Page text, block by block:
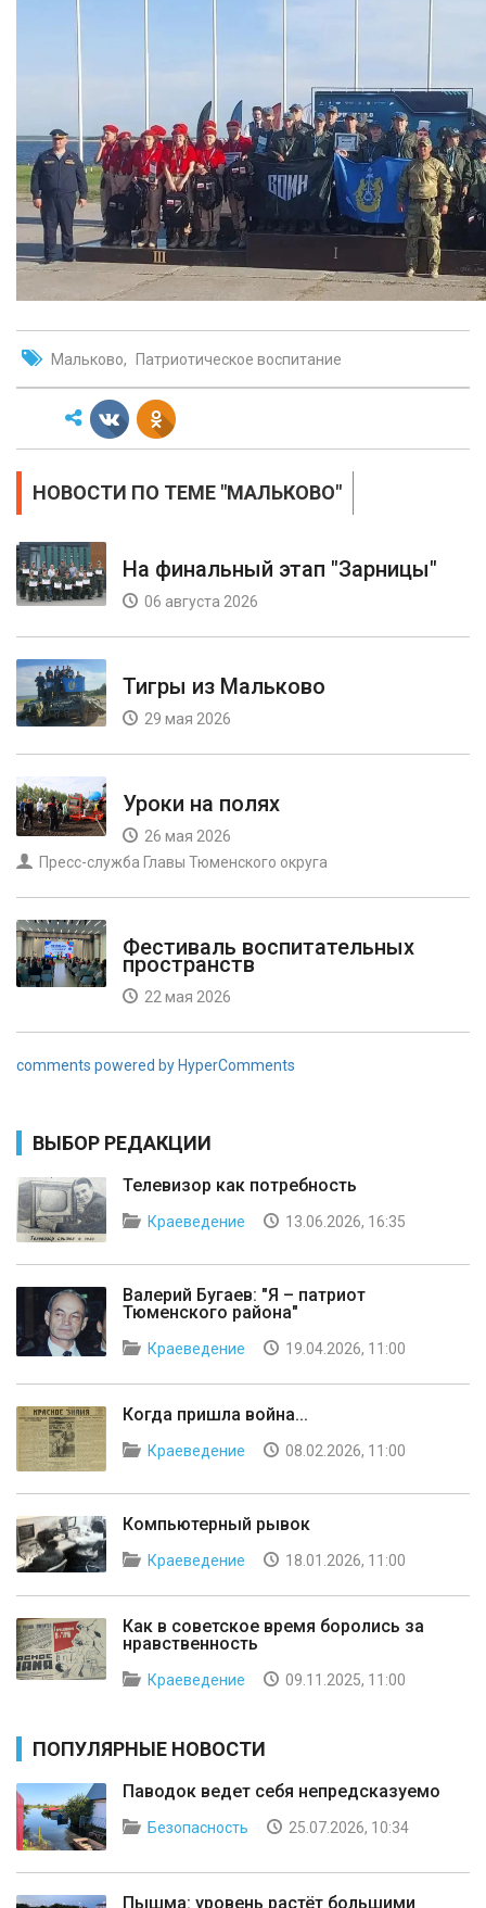
Мальково Патриотическое воспитание
НОВОСТИ ПО ТЕМЕ "МАЛЬКОВО"
На финальный этап "Зарницы"
06 августа 2026
Тигры из Мальково
29 мая 2026
Уроки на полях
26 мая 2026
Пресс-служба Главы Тюменского округа
Фестиваль воспитательных
пространств
22 мая 2026
comments powered by HyperComments
ВЫБОР РЕДАКЦИИ
Телевизор как потребность
Краеведение 13.06.2026, 16:35
Валерий Бугаев: "Я – патриот
Тюменского района"
Краеведение 19.04.2026, 11:00
Когда пришла война...
Краеведение 08.02.2026, 11:00
Компьютерный рывок
Краеведение 18.01.2026, 11:00
Как в советское время боролись за
нравственность
Краеведение 09.11.2025, 11:00
ПОПУЛЯРНЫЕ НОВОСТИ
Паводок ведет себя непредсказуемо
Безопасность 25.07.2026, 10:34
Пышма: уровень растёт большими